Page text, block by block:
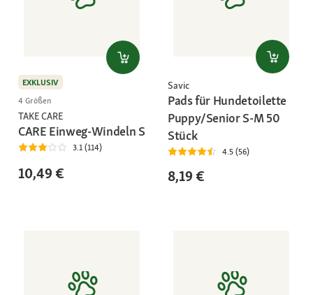
EXKLUSIV
4 Größen
TAKE CARE
CARE Einweg-Windeln S
3.1 (114)
10,49 €
Savic
Pads für Hundetoilette
Puppy/Senior S-M 50
Stück
4.5 (56)
8,19 €